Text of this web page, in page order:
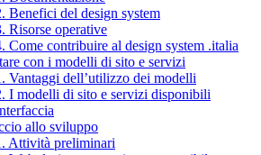
Benefici del design system
Risorse operative
Come contribuire al design system .italia
con i modelli di sito e servizi
Vantaggi dell’utilizzo dei modelli
I modelli di sito e servizi disponibili
allo sviluppo
Attività preliminari